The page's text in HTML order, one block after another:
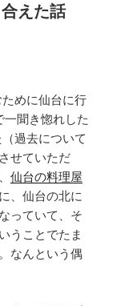
えた話
めに仙台に行
一聞き惚れした
過去について
せていただ
仙台の料理屋
、仙台の北に
っていて、そ
うことでたま
なんという偶